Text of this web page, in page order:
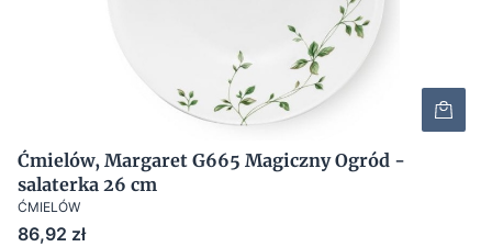
Ćmielów, Margaret G665 Magiczny Ogród -
salaterka 26 cm
ĆMIELÓW
Cena
86,92 zł